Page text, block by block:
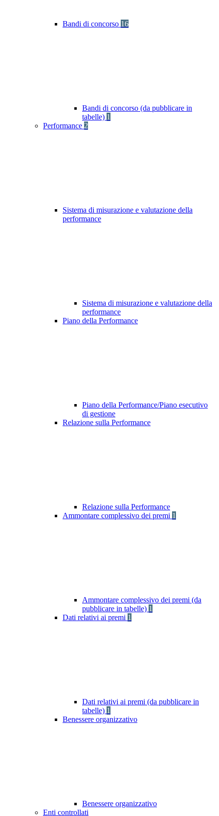
Bandi di concorso 16
Bandi di concorso (da pubblicare in
tabelle) 1
Performance 2
Sistema di misurazione e valutazione della
performance
Sistema di misurazione e valutazione della
performance
Piano della Performance
Piano della Performance/Piano esecutivo
di gestione
Relazione sulla Performance
Relazione sulla Performance
Ammontare complessivo dei premi 1
Ammontare complessivo dei premi (da
pubblicare in tabelle) 1
Dati relativi ai premi 1
Dati relativi ai premi (da pubblicare in
tabelle) 1
Benessere organizzativo
Benessere organizzativo
Enti controllati